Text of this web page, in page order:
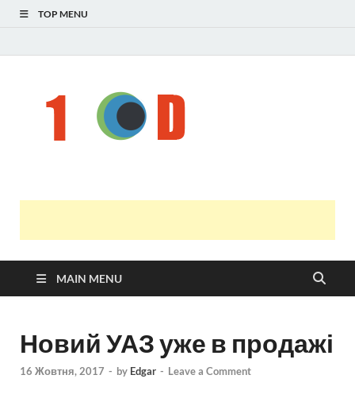
TOP MENU
MAIN MENU
Новий УАЗ уже в продажі
16 Жовтня, 2017 - by Edgar - Leave a Comment